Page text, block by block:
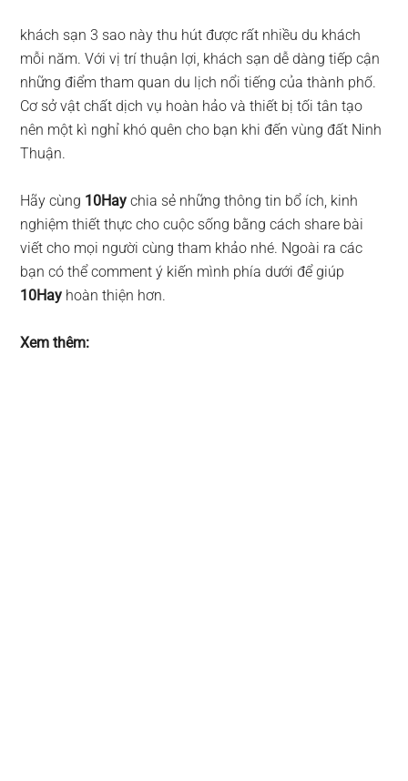
khách sạn 3 sao này thu hút được rất nhiều du khách
mỗi năm. Với vị trí thuận lợi, khách sạn dễ dàng tiếp cận
những điểm tham quan du lịch nổi tiếng của thành phố.
Cơ sở vật chất dịch vụ hoàn hảo và thiết bị tối tân tạo
nên một kì nghỉ khó quên cho bạn khi đến vùng đất Ninh
Thuận.
Hãy cùng 10Hay chia sẻ những thông tin bổ ích, kinh
nghiệm thiết thực cho cuộc sống bằng cách share bài
viết cho mọi người cùng tham khảo nhé. Ngoài ra các
bạn có thể comment ý kiến mình phía dưới để giúp
10Hay hoàn thiện hơn.
Xem thêm: